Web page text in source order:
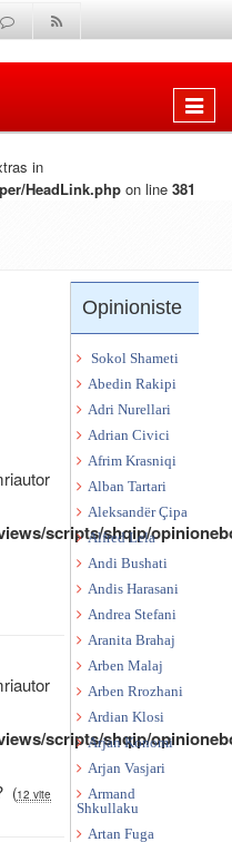
Shfaq
in
HeadLink.php on line 381
scripts/shqip/
scripts/shqip/
(12 vite
Opinioniste
Sokol Shameti
Abedin Rakipi
Adri Nurellari
Adrian Civici
Afrim Krasniqi
Alban Tartari
Aleksandër Çipa
Alfred Lela
Andi Bushati
Andis Harasani
Andrea Stefani
Aranita Brahaj
Arben Malaj
Arben Rrozhani
Ardian Klosi
Arjan Konomi
Arjan Vasjari
Armand
Shkullaku
Artan Fuga